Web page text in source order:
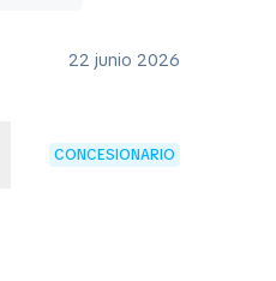
22 junio 2026
CONCESIONARIO